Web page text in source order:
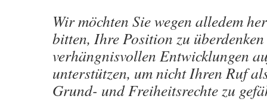
Wir möchten Sie wegen alledem
bitten, Ihre Position zu
verhängnisvollen Entwicklungen
unterstützen, um nicht Ihren Ruf
Grund- und Freiheitsrechte zu